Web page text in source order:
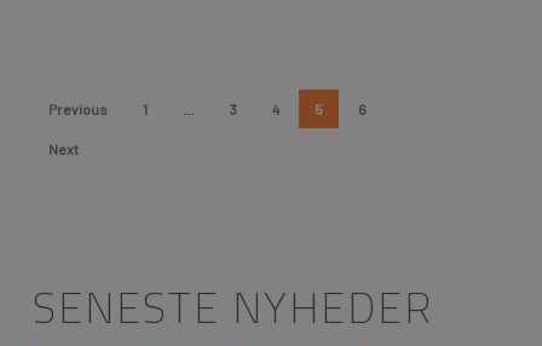
Previous 1 3 4 5 6
Next
SENESTE NYHEDER